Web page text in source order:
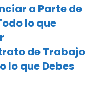
a Parte de
lo que
de Trabajo
lo que Debes